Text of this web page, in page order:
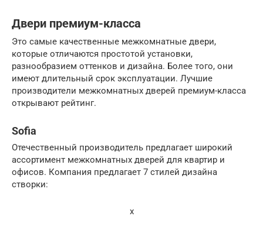
Двери премиум-класса
Это самые качественные межкомнатные двери,
которые отличаются простотой установки,
разнообразием оттенков и дизайна. Более того, они
имеют длительный срок эксплуатации. Лучшие
производители межкомнатных дверей премиум-класса
открывают рейтинг.
Sofia
Отечественный производитель предлагает широкий
ассортимент межкомнатных дверей для квартир и
офисов. Компания предлагает 7 стилей дизайна
створки:
x